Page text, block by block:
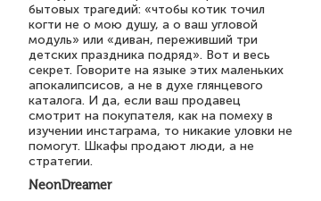
бытовых трагедий: «чтобы котик точил
когти не о мою душу, а о ваш угловой
модуль» или «диван, переживший три
детских праздника подряд». Вот и весь
секрет. Говорите на языке этих маленьких
апокалипсисов, а не в духе глянцевого
каталога. И да, если ваш продавец
смотрит на покупателя, как на помеху в
изучении инстаграма, то никакие уловки не
помогут. Шкафы продают люди, а не
стратегии.
NeonDreamer